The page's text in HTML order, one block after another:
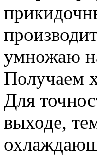
умножаю
Получаем
Для
выходе,